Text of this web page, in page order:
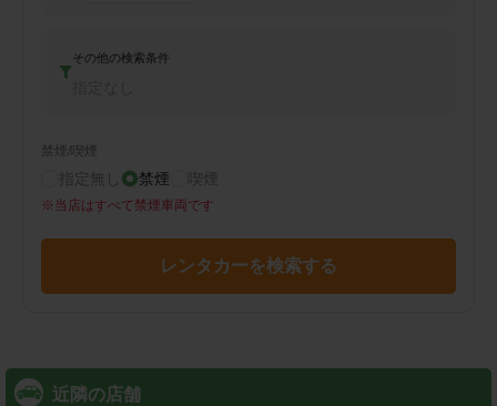
その他の検索条件
禁煙/喫煙
指定無し 禁煙 喫煙
※ 当店はすべて禁煙車両です
レンタカーを検索する
近隣の店舗